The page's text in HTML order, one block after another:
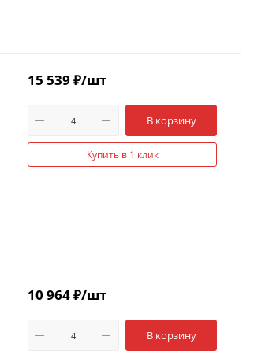
15 539 ₽/шт
В корзину
Купить в 1 клик
10 964₽/шт
В корзину